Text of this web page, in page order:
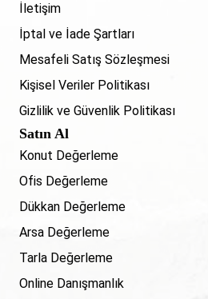
İletişim
İptal ve İade Şartları
Mesafeli Satış Sözleşmesi
Kişisel Veriler Politikası
Gizlilik ve Güvenlik Politikası
Satın Al
Konut Değerleme
Ofis Değerleme
Dükkan Değerleme
Arsa Değerleme
Tarla Değerleme
Online Danışmanlık